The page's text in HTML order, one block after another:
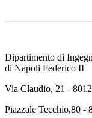
Dipartimento di
di Napoli Federico II
Via Claudio, 21 -
Piazzale Tecchio,80 -